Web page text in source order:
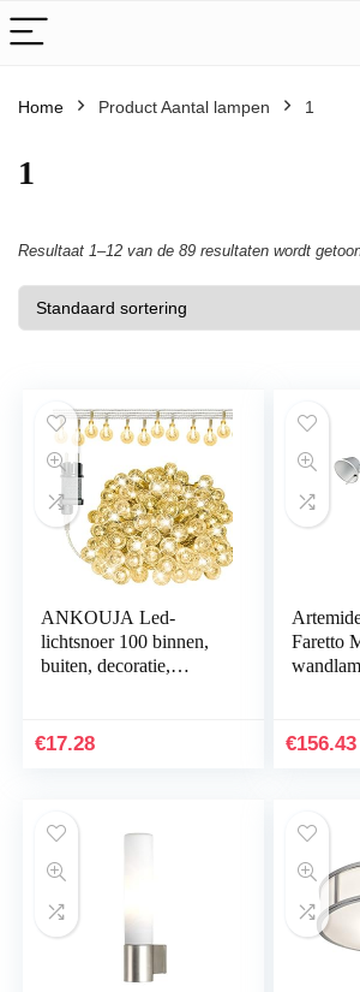
Home Product Aantal lampen 1
1
Resultaat 1–12 van de 89 resultaten wordt
ANKOUJA Led-
lichtsnoer 100 binnen,
buiten, decoratie,
Kerstmis, tuin, warm…
€17.28
Faretto
€156.43